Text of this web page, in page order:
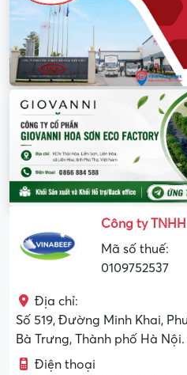
Công ty
Mã số thuế:
0109752537
Địa chỉ:
Số 519, Đường Minh Khai,
Bà Trưng, Thành phố Hà Nội.
Điện thoại